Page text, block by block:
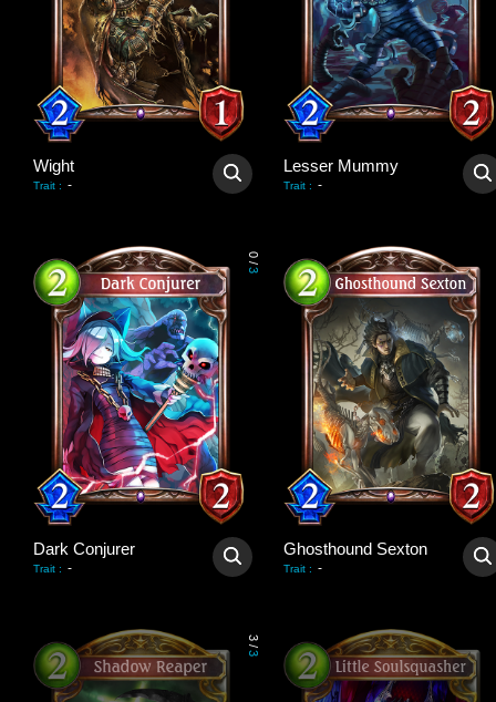
Wight
Trait : -
Lesser Mummy
Trait : -
0
/
3
Dark Conjurer
Trait : -
Ghosthound Sexton
Trait : -
3
/
3